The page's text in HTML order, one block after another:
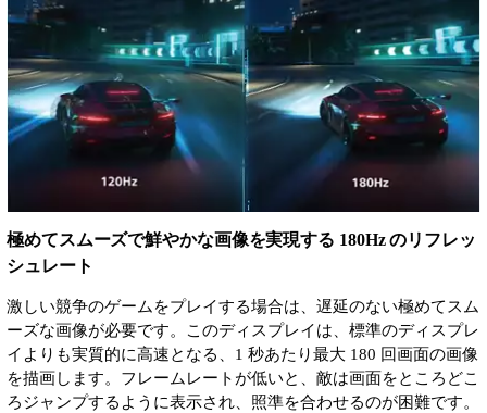
極めてスムーズで鮮やかな画像を実現する 180Hz のリフレッ
シュレート
激しい競争のゲームをプレイする場合は、遅延のない極めてスム
ーズな画像が必要です。このディスプレイは、標準のディスプレ
イよりも実質的に高速となる、1 秒あたり最大 180 回画面の画像
を描画します。フレームレートが低いと、敵は画面をところどこ
ろジャンプするように表示され、照準を合わせるのが困難です。